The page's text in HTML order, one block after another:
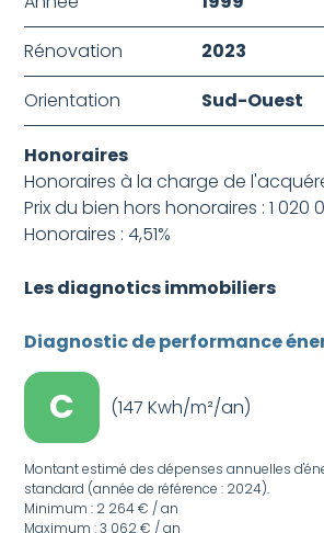
Rénovation
2023
Orientation
Sud-Ouest
Honoraires
Honoraires à la charge de
Prix du bien hors honoraires : 1 020
Honoraires : 4,51%
Les diagnotics immobiliers
Diagnostic de performance
C (147 Kwh/m²/an)
Montant estimé des dépenses annuelles
standard (année de référence : 2024).
Minimum : 2 264 € / an
Maximum : 3 062 € / an